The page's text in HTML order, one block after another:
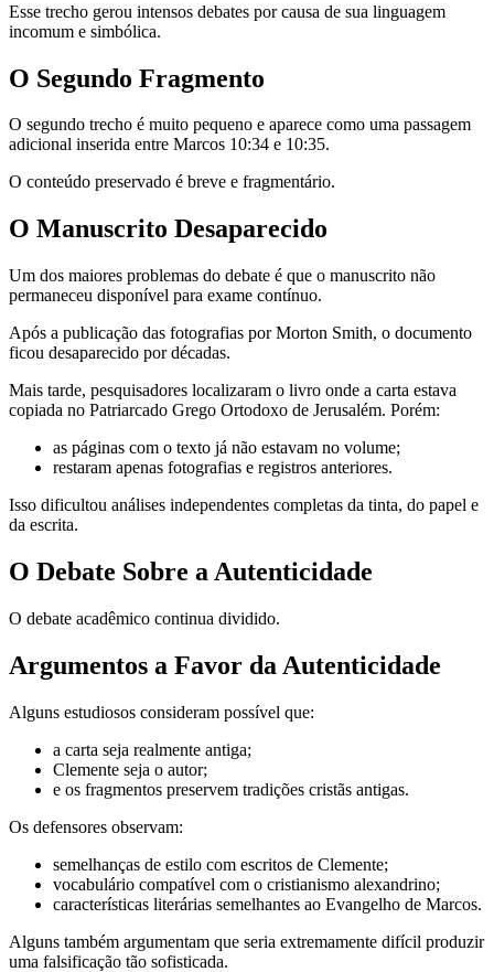
Esse trecho gerou intensos debates por causa de sua linguagem
incomum e simbólica.
O Segundo Fragmento
O segundo trecho é muito pequeno e aparece como uma passagem
adicional inserida entre Marcos 10:34 e 10:35.
O conteúdo preservado é breve e fragmentário.
O Manuscrito Desaparecido
Um dos maiores problemas do debate é que o manuscrito não
permaneceu disponível para exame contínuo.
Após a publicação das fotografias por Morton Smith, o documento
ficou desaparecido por décadas.
Mais tarde, pesquisadores localizaram o livro onde a carta estava
copiada no Patriarcado Grego Ortodoxo de Jerusalém. Porém:
as páginas com o texto já não estavam no volume;
restaram apenas fotografias e registros anteriores.
Isso dificultou análises independentes completas da tinta, do papel e
da escrita.
O Debate Sobre a Autenticidade
O debate acadêmico continua dividido.
Argumentos a Favor da Autenticidade
Alguns estudiosos consideram possível que:
a carta seja realmente antiga;
Clemente seja o autor;
e os fragmentos preservem tradições cristãs antigas.
Os defensores observam:
semelhanças de estilo com escritos de Clemente;
vocabulário compatível com o cristianismo alexandrino;
características literárias semelhantes ao Evangelho de Marcos.
Alguns também argumentam que seria extremamente difícil produzir
uma falsificação tão sofisticada.